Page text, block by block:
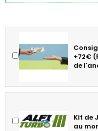
+72€
de
Kit de
au